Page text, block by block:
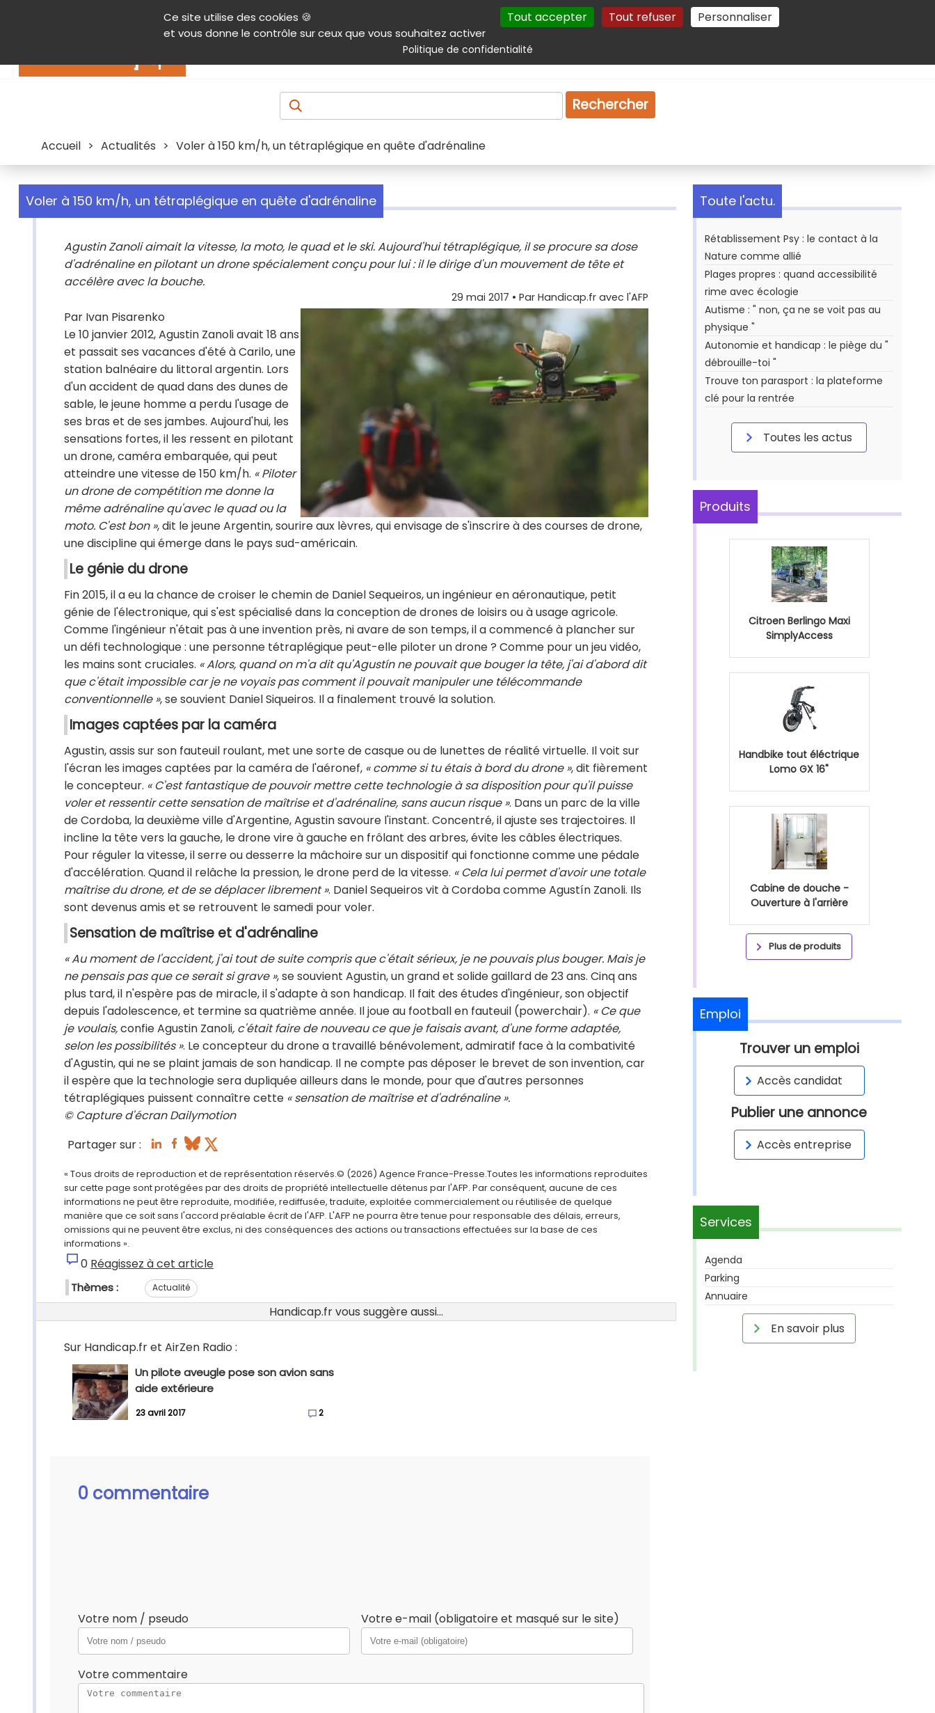
Ce site utilise des cookies 🍪
et vous donne le contrôle sur ceux que vous souhaitez activer
Tout accepter Tout refuser Personnaliser
Politique de confidentialité
Contenu Aide et accessibilité Menu principal Autres services Plan du site Gestion des cookies
Produits & services Emploi Droit
Rechercher
Accueil > Actualités > Voler à 150 km/h, un tétraplégique en quête d'adrénaline
Voler à 150 km/h, un tétraplégique en quête d'adrénaline
Agustin Zanoli aimait la vitesse, la moto, le quad et le ski. Aujourd'hui tétraplégique, il se procure sa dose
d'adrénaline en pilotant un drone spécialement conçu pour lui : il le dirige d'un mouvement de tête et
accélère avec la bouche.
29 mai 2017 • Par Handicap.fr avec l'AFP
Par Ivan Pisarenko
Le 10 janvier 2012, Agustin Zanoli avait 18 ans
et passait ses vacances d'été à Carilo, une
station balnéaire du littoral argentin. Lors
d'un accident de quad dans des dunes de
sable, le jeune homme a perdu l'usage de
ses bras et de ses jambes. Aujourd'hui, les
sensations fortes, il les ressent en pilotant
un drone, caméra embarquée, qui peut
atteindre une vitesse de 150 km/h. « Piloter
un drone de compétition me donne la
même adrénaline qu'avec le quad ou la
moto. C'est bon », dit le jeune Argentin, sourire aux lèvres, qui envisage de s'inscrire à des courses de drone,
une discipline qui émerge dans le pays sud-américain.
Le génie du drone
Fin 2015, il a eu la chance de croiser le chemin de Daniel Sequeiros, un ingénieur en aéronautique, petit
génie de l'électronique, qui s'est spécialisé dans la conception de drones de loisirs ou à usage agricole.
Comme l'ingénieur n'était pas à une invention près, ni avare de son temps, il a commencé à plancher sur
un défi technologique : une personne tétraplégique peut-elle piloter un drone ? Comme pour un jeu vidéo,
les mains sont cruciales. « Alors, quand on m'a dit qu'Agustín ne pouvait que bouger la tête, j'ai d'abord dit
que c'était impossible car je ne voyais pas comment il pouvait manipuler une télécommande
conventionnelle », se souvient Daniel Siqueiros. Il a finalement trouvé la solution.
Images captées par la caméra
Agustin, assis sur son fauteuil roulant, met une sorte de casque ou de lunettes de réalité virtuelle. Il voit sur
l'écran les images captées par la caméra de l'aéronef, « comme si tu étais à bord du drone », dit fièrement
le concepteur. « C'est fantastique de pouvoir mettre cette technologie à sa disposition pour qu'il puisse
voler et ressentir cette sensation de maîtrise et d'adrénaline, sans aucun risque ». Dans un parc de la ville
de Cordoba, la deuxième ville d'Argentine, Agustin savoure l'instant. Concentré, il ajuste ses trajectoires. Il
incline la tête vers la gauche, le drone vire à gauche en frôlant des arbres, évite les câbles électriques.
Pour réguler la vitesse, il serre ou desserre la mâchoire sur un dispositif qui fonctionne comme une pédale
d'accélération. Quand il relâche la pression, le drone perd de la vitesse. « Cela lui permet d'avoir une totale
maîtrise du drone, et de se déplacer librement ». Daniel Sequeiros vit à Cordoba comme Agustín Zanoli. Ils
sont devenus amis et se retrouvent le samedi pour voler.
Sensation de maîtrise et d'adrénaline
« Au moment de l'accident, j'ai tout de suite compris que c'était sérieux, je ne pouvais plus bouger. Mais je
ne pensais pas que ce serait si grave », se souvient Agustin, un grand et solide gaillard de 23 ans. Cinq ans
plus tard, il n'espère pas de miracle, il s'adapte à son handicap. Il fait des études d'ingénieur, son objectif
depuis l'adolescence, et termine sa quatrième année. Il joue au football en fauteuil (powerchair). « Ce que
je voulais,confie Agustin Zanoli, c'était faire de nouveau ce que je faisais avant, d'une forme adaptée,
selon les possibilités ». Le concepteur du drone a travaillé bénévolement, admiratif face à la combativité
d'Agustin, qui ne se plaint jamais de son handicap. Il ne compte pas déposer le brevet de son invention, car
il espère que la technologie sera dupliquée ailleurs dans le monde, pour que d'autres personnes
tétraplégiques puissent connaître cette « sensation de maîtrise et d'adrénaline ».
© Capture d'écran Dailymotion
Partager sur :
« Tous droits de reproduction et de représentation réservés.© (2026) Agence France-Presse.Toutes les informations reproduites
sur cette page sont protégées par des droits de propriété intellectuelle détenus par l'AFP. Par conséquent, aucune de ces
informations ne peut être reproduite, modifiée, rediffusée, traduite, exploitée commercialement ou réutilisée de quelque
manière que ce soit sans l'accord préalable écrit de l'AFP. L'AFP ne pourra être tenue pour responsable des délais, erreurs,
omissions qui ne peuvent être exclus, ni des conséquences des actions ou transactions effectuées sur la base de ces
informations ».
0 Réagissez à cet article
Thèmes : Actualité
Handicap.fr vous suggère aussi...
Sur Handicap.fr et AirZen Radio :
Un pilote aveugle pose son avion sans
aide extérieure
23 avril 2017 2
0 commentaire
Votre nom / pseudo Votre e-mail (obligatoire et masqué sur le site)
Votre commentaire
Toute l'actu.
Rétablissement Psy : le contact à la
Nature comme allié
Plages propres : quand accessibilité
rime avec écologie
Autisme : " non, ça ne se voit pas au
physique "
Autonomie et handicap : le piège du "
débrouille-toi "
Trouve ton parasport : la plateforme
clé pour la rentrée
Toutes les actus
Produits
Citroen Berlingo Maxi
SimplyAccess
Handbike tout éléctrique
Lomo GX 16"
Cabine de douche -
Ouverture à l'arrière
Plus de produits
Emploi
Trouver un emploi
Accès candidat
Publier une annonce
Accès entreprise
Services
Agenda
Parking
Annuaire
En savoir plus